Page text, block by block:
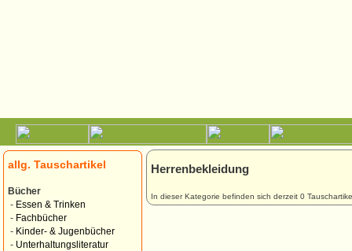
allg. Tauschartikel
Bücher
- Essen & Trinken
- Fachbücher
- Kinder- & Jugenbücher
- Unterhaltungsliteratur
Herrenbekleidung
In dieser Kategorie befinden sich derzeit 0